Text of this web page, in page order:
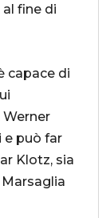
fine di
capace di
e può far
Klotz, sia